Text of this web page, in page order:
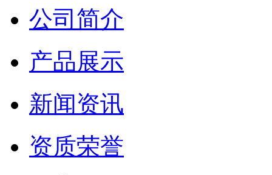
公司简介
产品展示
新闻资讯
资质荣誉